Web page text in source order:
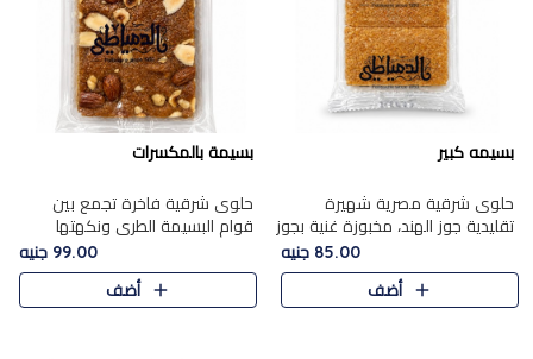
بسيمه كبير
حلوى شرقية مصرية شهيرة
تقليدية جوز الهند، مخبوزة غنية بجوز
الهند، بلمسه ذهبية وتتميز بقوامها
المرمل وطعمها اللذيذ الذي يشبه
البسبوسة. تُخبز..
85.00 جنيه
أضف
بسيمة بالمكسرات
حلوى شرقية فاخرة تجمع بين
قوام البسيمة الطري ونكهتها
الغنية، مزينة بتشكيلة مختارة من
اللوز والبندق والمكسرات الفاخرة.
مزيج متوازن من القوام ..
99.00 جنيه
أضف